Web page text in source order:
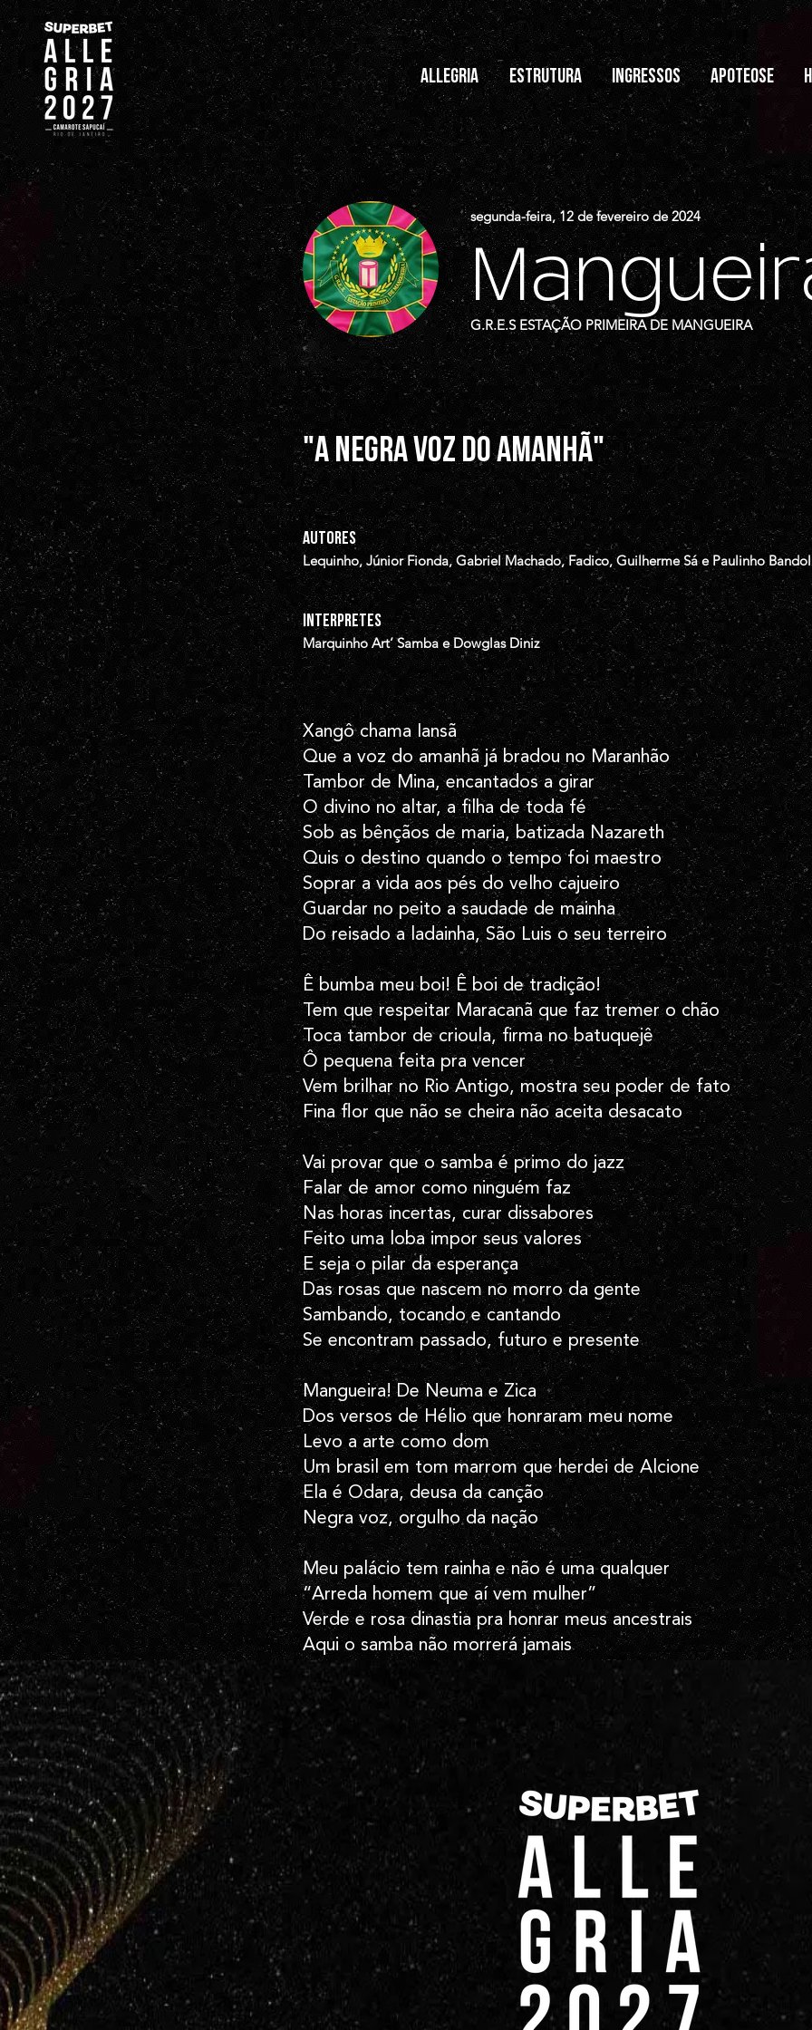
ALLEGRIA ESTRUTURA INGRESSOS APOTEOSE
segunda-feira, 12 de fevereiro de 2024
G.R.E.S ESTAÇÃO PRIMEIRA DE MANGUEIRA
"A negra voz do amanhã"
AUTORES
Lequinho, Júnior Fionda, Gabriel Machado, Fadico, Guilherme Sá e Paulinho
INTERPRETES
Marquinho Art’ Samba e Dowglas Diniz
Xangô chama Iansã
Que a voz do amanhã já bradou no Maranhão
Tambor de Mina, encantados a girar
O divino no altar, a filha de toda fé
Sob as bênçãos de maria, batizada Nazareth
Quis o destino quando o tempo foi maestro
Soprar a vida aos pés do velho cajueiro
Guardar no peito a saudade de mainha
Do reisado a ladainha, São Luis o seu terreiro
Ê bumba meu boi! Ê boi de tradição!
Tem que respeitar Maracanã que faz tremer o chão
Toca tambor de crioula, firma no batuquejê
Ô pequena feita pra vencer
Vem brilhar no Rio Antigo, mostra seu poder de fato
Fina flor que não se cheira não aceita desacato
Vai provar que o samba é primo do jazz
Falar de amor como ninguém faz
Nas horas incertas, curar dissabores
Feito uma loba impor seus valores
E seja o pilar da esperança
Das rosas que nascem no morro da gente
Sambando, tocando e cantando
Se encontram passado, futuro e presente
Mangueira! De Neuma e Zica
Dos versos de Hélio que honraram meu nome
Levo a arte como dom
Um brasil em tom marrom que herdei de Alcione
Ela é Odara, deusa da canção
Negra voz, orgulho da nação
Meu palácio tem rainha e não é uma qualquer
“Arreda homem que aí vem mulher”
Verde e rosa dinastia pra honrar meus ancestrais
Aqui o samba não morrerá jamais